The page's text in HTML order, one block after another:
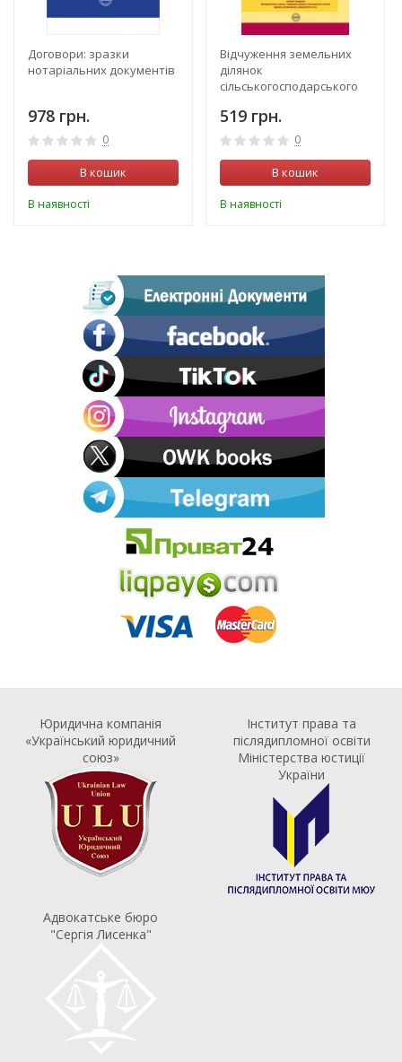
Договори: зразки
нотаріальних документів
978 грн.
0
В кошик
В наявності
Відчуження земельних
ділянок
сільськогосподарського
519 грн.
0
В кошик
В наявності
Юридична компанія
«Український юридичний
союз»
Інститут права та
післядипломної освіти
Міністерства юстиції
України
Адвокатське бюро
"Сергія Лисенка"